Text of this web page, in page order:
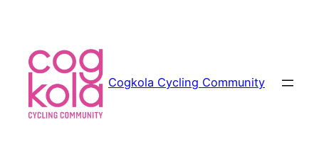
Cogkola Cycling Community